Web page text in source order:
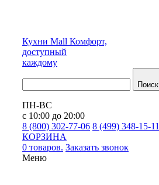
Кухни Mall Комфорт,
доступный
каждому
Поиск
ПН-ВС
с 10:00 до 20:00
8 (800) 302-77-06 8 (499) 348-15-11
КОРЗИНА
0 товаров. Заказать звонок
Меню